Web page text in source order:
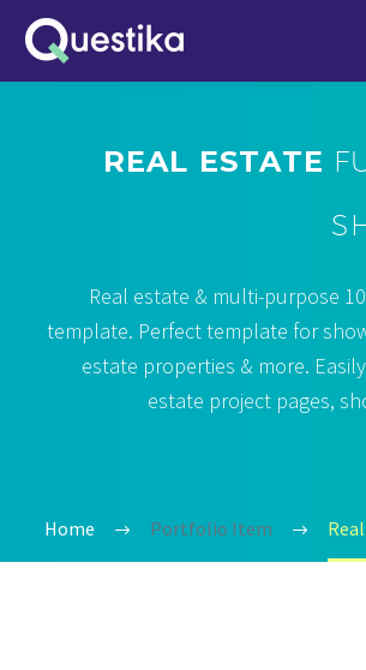
REAL ESTATE
Real estate & multi-purpose
template. Perfect template for
estate properties & more.
estate project pages,
Home Portfolio Item